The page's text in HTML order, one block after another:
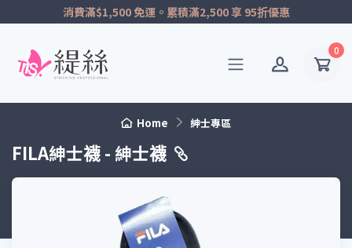
消費滿$1,500 免運。累積滿2,500 享 95折優惠
0
Home 紳士專區
FILA紳士襪 - 紳士襪